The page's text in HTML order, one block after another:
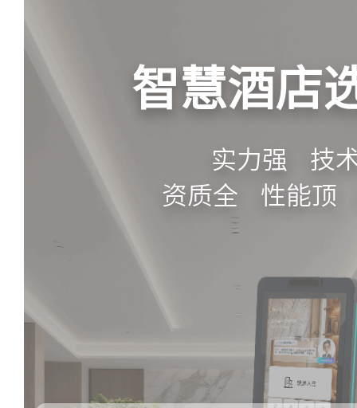
智慧酒店
实力强 技
资质全 性能顶